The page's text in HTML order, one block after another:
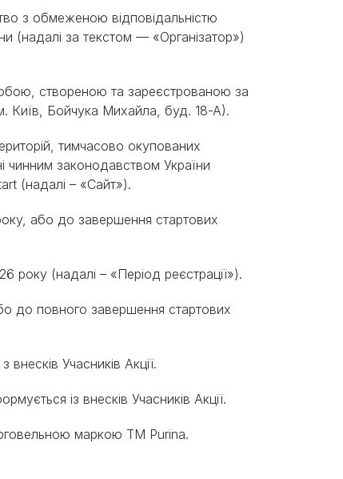
з обмеженою відповідальністю
за текстом — «Організатор»)
створеною та зареєстрованою за
Київ, Бойчука Михайла, буд. 18-А).
тимчасово окупованих
законодавством України
(надалі – «Сайт»).
або до завершення стартових
року (надалі – «Період реєстрації»).
до повного завершення стартових
Учасників Акції.
із внесків Учасників Акції.
маркою ТМ Purina.